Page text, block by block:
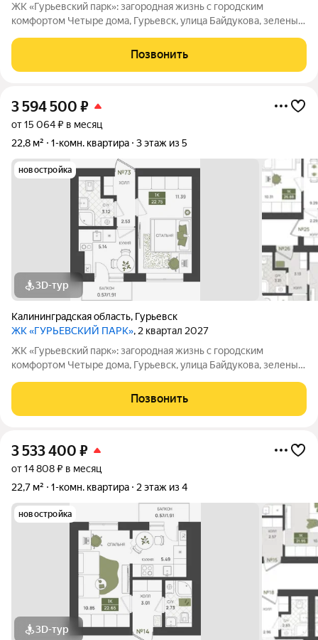
ЖК «Гурьевский парк»: загородная жизнь с городским
комфортом Четыре дома, Гурьевск, улица Байдукова, зеленый
система отопления - все это новый проект от МПК. Срок сдачи
- II квартал 2027 года
Позвонить
3 594 500 ₽
от 15 064 ₽ в месяц
22,8 м²
1-комн. квартира 3 этаж из 5
новостройка
3D-тур
Калининградская область, Гурьевск
ЖК «ГУРЬЕВСКИЙ ПАРК», 2 квартал 2027
ЖК «Гурьевский парк»: загородная жизнь с городским
комфортом Четыре дома, Гурьевск, улица Байдукова, зеленый
система отопления - все это новый проект от МПК. Срок сдачи
- II квартал 2027 года
Позвонить
3 533 400 ₽
от 14 808 ₽ в месяц
22,7 м²
1-комн. квартира 2 этаж из 4
новостройка
3D-тур